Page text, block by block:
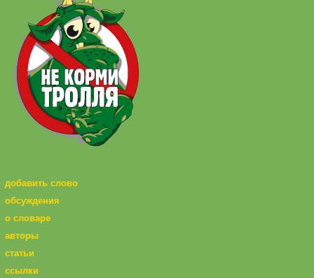
добавить слово
обсуждения
о словаре
авторы
статьи
ссылки